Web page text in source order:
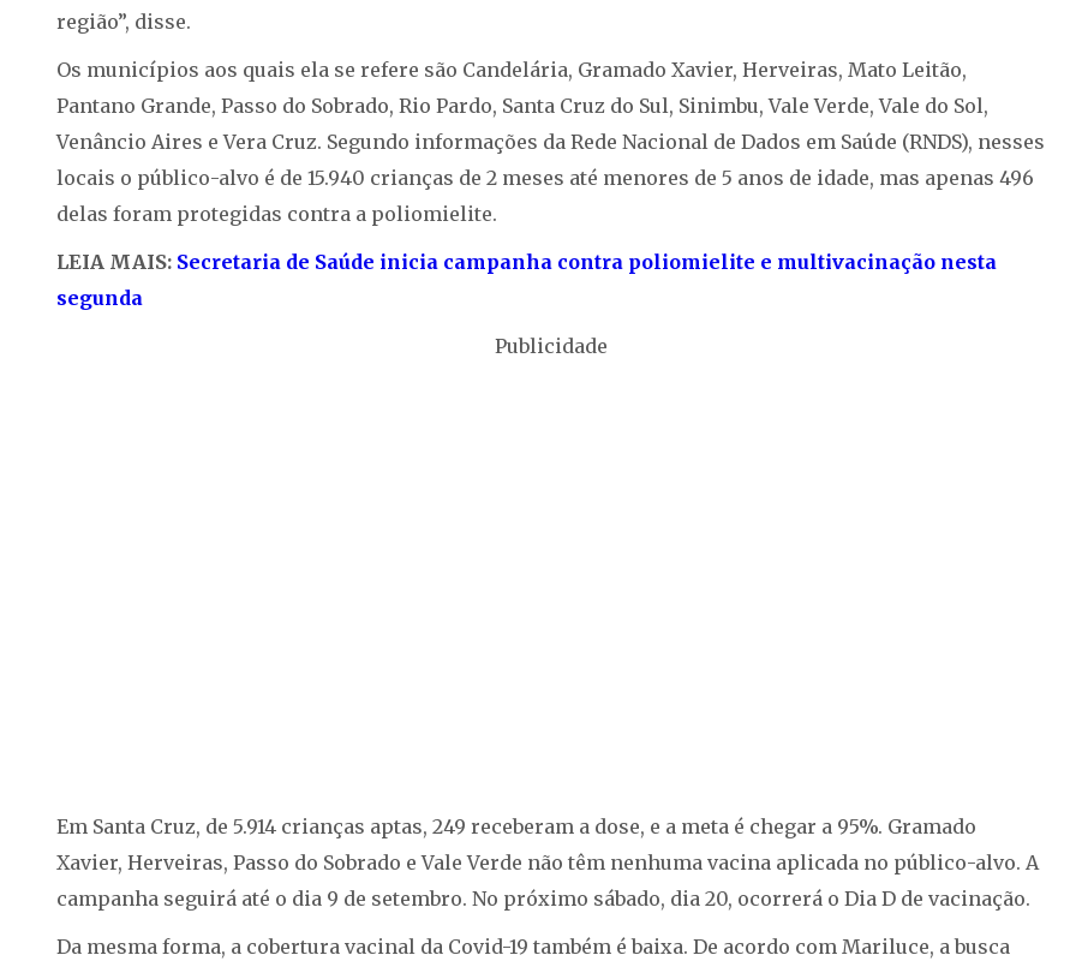
região”, disse.
Os municípios aos quais ela se refere são Candelária, Gramado Xavier, Herveiras, Mato Leitão,
Pantano Grande, Passo do Sobrado, Rio Pardo, Santa Cruz do Sul, Sinimbu, Vale Verde, Vale do Sol,
Venâncio Aires e Vera Cruz. Segundo informações da Rede Nacional de Dados em Saúde (RNDS), nesses
locais o público-alvo é de 15.940 crianças de 2 meses até menores de 5 anos de idade, mas apenas 496
delas foram protegidas contra a poliomielite.
LEIA MAIS: Secretaria de Saúde inicia campanha contra poliomielite e multivacinação nesta
segunda
Publicidade
Em Santa Cruz, de 5.914 crianças aptas, 249 receberam a dose, e a meta é chegar a 95%. Gramado
Xavier, Herveiras, Passo do Sobrado e Vale Verde não têm nenhuma vacina aplicada no público-alvo. A
campanha seguirá até o dia 9 de setembro. No próximo sábado, dia 20, ocorrerá o Dia D de vacinação.
Da mesma forma, a cobertura vacinal da Covid-19 também é baixa. De acordo com Mariluce, a busca